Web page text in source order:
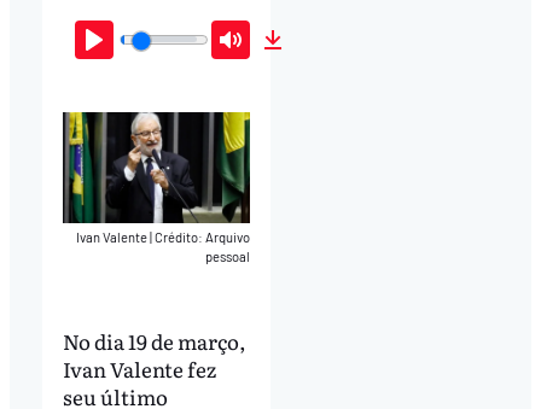
Play Mute
Ivan Valente|Crédito: Arquivo
pessoal
No dia 19 de março,
Ivan Valente fez
seu último